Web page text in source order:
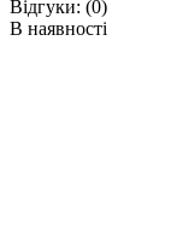
Відгуки: (0)
В наявності